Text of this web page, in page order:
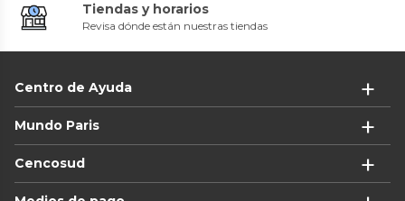
Tiendas y horarios
Revisa dónde están nuestras tiendas
Centro de Ayuda
Mundo Paris
Cencosud